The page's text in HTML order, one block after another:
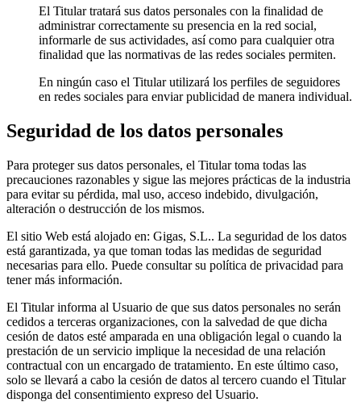
El Titular tratará sus datos personales con la finalidad de
administrar correctamente su presencia en la red social,
informarle de sus actividades, así como para cualquier otra
finalidad que las normativas de las redes sociales permiten.
En ningún caso el Titular utilizará los perfiles de seguidores
en redes sociales para enviar publicidad de manera individual.
Seguridad de los datos personales
Para proteger sus datos personales, el Titular toma todas las
precauciones razonables y sigue las mejores prácticas de la industria
para evitar su pérdida, mal uso, acceso indebido, divulgación,
alteración o destrucción de los mismos.
El sitio Web está alojado en: Gigas, S.L.. La seguridad de los datos
está garantizada, ya que toman todas las medidas de seguridad
necesarias para ello. Puede consultar su política de privacidad para
tener más información.
El Titular informa al Usuario de que sus datos personales no serán
cedidos a terceras organizaciones, con la salvedad de que dicha
cesión de datos esté amparada en una obligación legal o cuando la
prestación de un servicio implique la necesidad de una relación
contractual con un encargado de tratamiento. En este último caso,
solo se llevará a cabo la cesión de datos al tercero cuando el Titular
disponga del consentimiento expreso del Usuario.